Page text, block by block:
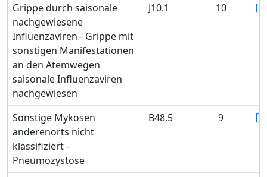
Grippe durch saisonale
nachgewiesene
Influenzaviren - Grippe mit
sonstigen Manifestationen
an den Atemwegen
saisonale Influenzaviren
nachgewiesen
J10.1 10
Sonstige Mykosen
anderenorts nicht
klassifiziert -
Pneumozystose
B48.5 9